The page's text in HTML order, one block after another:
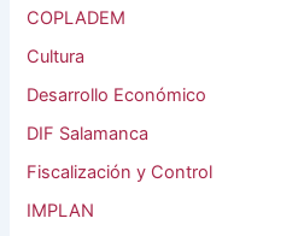
COPLADEM
Cultura
Desarrollo Económico
DIF Salamanca
Fiscalización y Control
IMPLAN